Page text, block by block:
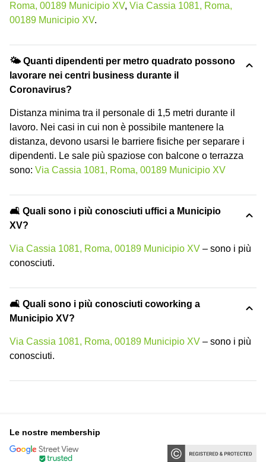
Roma, 00189 Municipio XV, Via Cassia 1081, Roma,
00189 Municipio XV.
🌤 Quanti dipendenti per metro quadrato possono
lavorare nei centri business durante il
Coronavirus?
Distanza minima tra il personale di 1,5 metri durante il
lavoro. Nei casi in cui non è possibile mantenere la
distanza, devono usarsi le barriere fisiche per separare i
dipendenti. Le sale più spaziose con balcone o terrazza
sono: Via Cassia 1081, Roma, 00189 Municipio XV
🛋️ Quali sono i più conosciuti uffici a Municipio
XV?
Via Cassia 1081, Roma, 00189 Municipio XV – sono i più
conosciuti.
🛋️ Quali sono i più conosciuti coworking a
Municipio XV?
Via Cassia 1081, Roma, 00189 Municipio XV – sono i più
conosciuti.
Le nostre membership